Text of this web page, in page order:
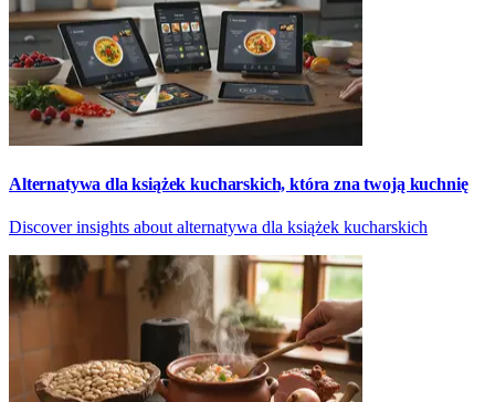
Alternatywa dla książek kucharskich, która zna twoją kuchnię
Discover insights about alternatywa dla książek kucharskich